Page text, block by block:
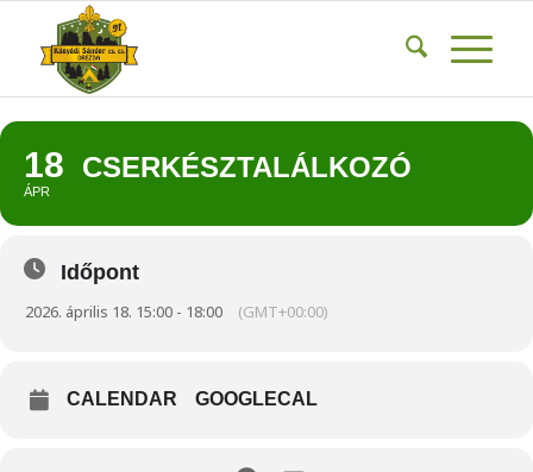
18
ÁPR
CSERKÉSZTALÁLKOZÓ
Időpont
2026. április 18. 15:00 - 18:00 (GMT+00:00)
CALENDAR GOOGLECAL